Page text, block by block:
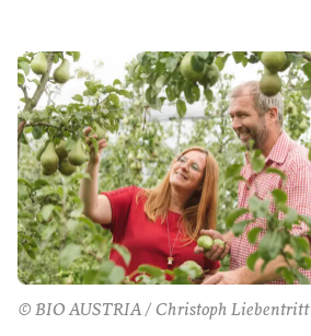
© BIO AUSTRIA / Christoph Liebentritt